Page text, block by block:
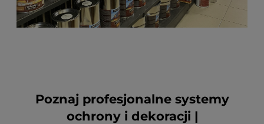
Poznaj profesjonalne systemy
ochrony i dekoracji |